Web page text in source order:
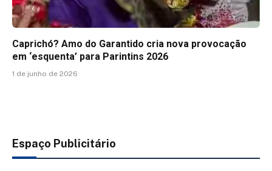
Caprichó? Amo do Garantido cria nova provocação
em ‘esquenta’ para Parintins 2026
1 de junho de 2026
Espaço Publicitário